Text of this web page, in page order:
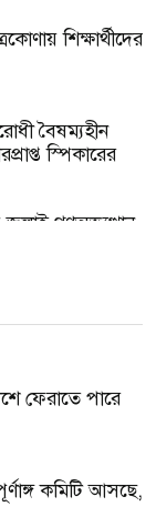
শিক্ষার্থীদের
বৈষম্যহীন
স্পিকারের
জুলাই গণঅভ্যুত্থান
সভা অনুষ্ঠিত!
অভিযান, এক
মৃত্যু,
ফেরাতে পারে
কমিটি আসছে,